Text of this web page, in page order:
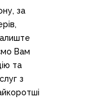
за
Вам
та
з